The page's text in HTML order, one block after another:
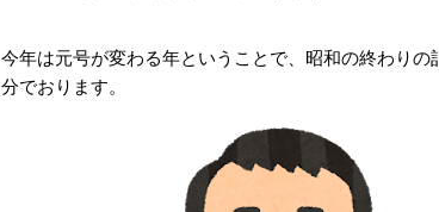
今年は元号が変わる年ということで、昭和の終わり
分でおります。